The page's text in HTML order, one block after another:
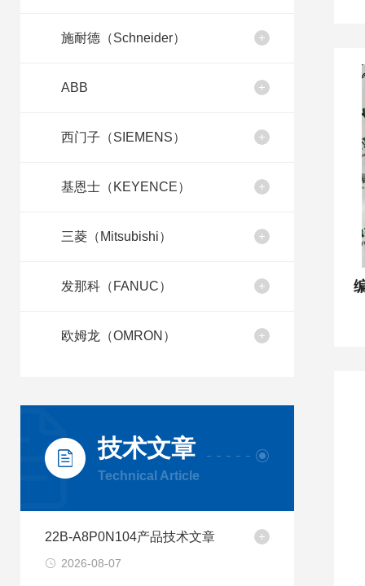
施耐德（Schneider）
ABB
西门子（SIEMENS）
基恩士（KEYENCE）
三菱（Mitsubishi）
发那科（FANUC）
欧姆龙（OMRON）
技术文章
Technical Article
22B-A8P0N104产品技术文章
2026-08-07